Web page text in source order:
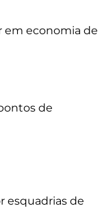
em economia de
de
esquadrias de